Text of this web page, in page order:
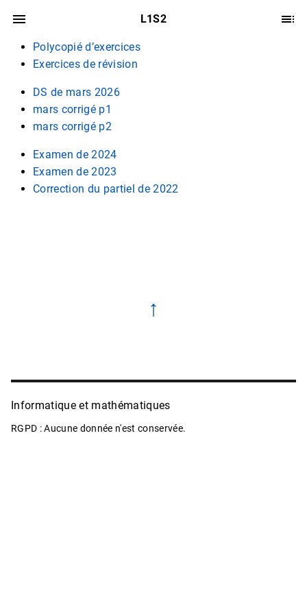
L1S2
Polycopié d’exercices
Exercices de révision
DS de mars 2026
mars corrigé p1
mars corrigé p2
Examen de 2024
Examen de 2023
Correction du partiel de 2022
↑
Informatique et mathématiques
RGPD : Aucune donnée n'est conservée.